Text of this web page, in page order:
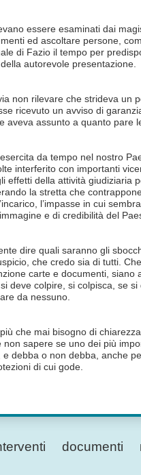
essere esaminati dai
ed ascoltare persone,
di Fazio il tempo per
autorevole presentazione.
non rilevare che strideva un
ricevuto un avviso di
aveva assunto a quanto pare
da tempo nel nostro
interferito con importanti
effetti della attività giudiziaria
la stretta che
l’impasse in cui
e di credibilità del
dire quali saranno gli
che credo sia di tutti.
carte e documenti,
deve colpire, si colpisca, se
da nessuno.
che mai bisogno di
non sapere se uno dei più
debba o non debba, anche
di cui gode.
documenti